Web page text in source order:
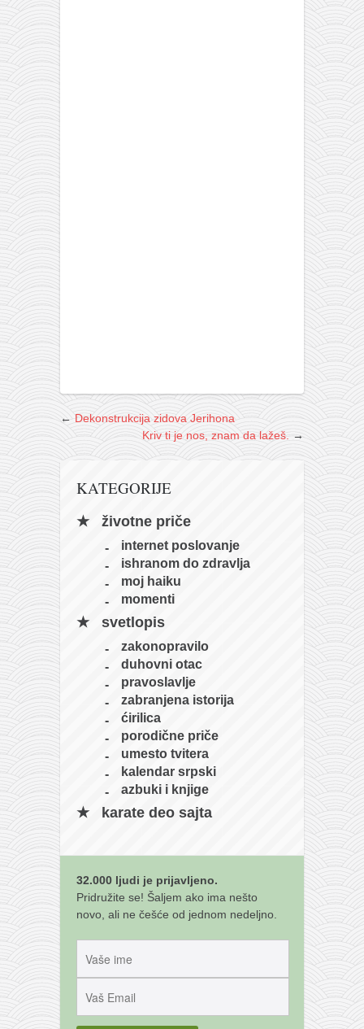
← Dekonstrukcija zidova Jerihona
Kriv ti je nos, znam da lažeš.
→
KATEGORIJE
životne priče
internet poslovanje
ishranom do zdravlja
moj haiku
momenti
svetlopis
zakonopravilo
duhovni otac
pravoslavlje
zabranjena istorija
ćirilica
porodične priče
umesto tvitera
kalendar srpski
azbuki i knjige
karate deo sajta
32.000 ljudi je prijavljeno.
Pridružite se! Šaljem ako ima nešto
novo, ali ne češće od jednom nedeljno.